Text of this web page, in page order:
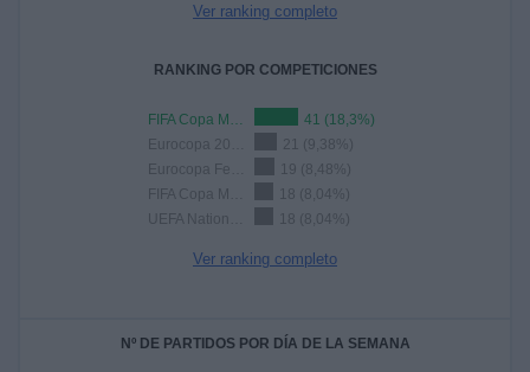
Ver ranking completo
RANKING POR COMPETICIONES
FIFA Copa Mundial 2026
41 (18,3%)
21 (9,38%)
19 (8,48%)
18 (8,04%)
18 (8,04%)
Ver ranking completo
Nº DE PARTIDOS POR DÍA DE LA SEMANA